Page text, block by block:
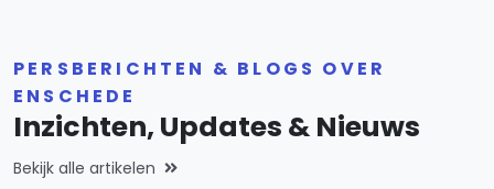
PERSBERICHTEN & BLOGS OVER
ENSCHEDE
Inzichten, Updates & Nieuws
Bekijk alle artikelen